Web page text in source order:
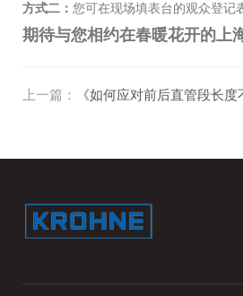
方式二： 您可在现场填表台的观众登记
期待与您相约在春暖花开的上
上一篇： 《如何应对前后直管段长